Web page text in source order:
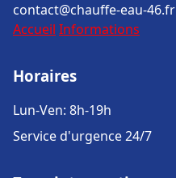
contact@chauffe-eau-46.fr
Accueil Informations
Horaires
Lun-Ven: 8h-19h
Service d'urgence 24/7